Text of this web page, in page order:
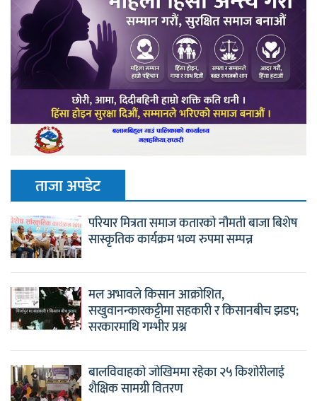
ताजा अपडेट
परियार मित्रता समाज कतारको नौमती बाजा बिशेष
सास्कृतिक कार्यक्रम भव्य रुपमा सम्पन्न
मल अभावले किसान आक्रोशित,
सखुवानन्कारकट्टीमा सहकारी र किसानबीच झडप;
सरकारमाथि गम्भीर प्रश्न
बालविवाहको जोखिममा रहेका २५ किशोरीलाई
शैक्षिक सामग्री वितरण